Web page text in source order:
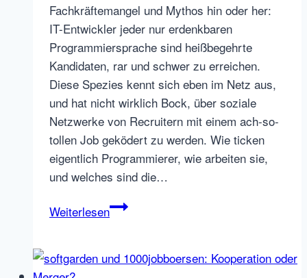
Fachkräftemangel und Mythos hin oder her:
IT-Entwickler jeder nur erdenkbaren
Programmiersprache sind heißbegehrte
Kandidaten, rar und schwer zu erreichen.
Diese Spezies kennt sich eben im Netz aus,
und hat nicht wirklich Bock, über soziale
Netzwerke von Recruitern mit einem ach-so-
tollen Job geködert zu werden. Wie ticken
eigentlich Programmierer, wie arbeiten sie,
und welches sind die…
WeiterlesenGespräch
CEO